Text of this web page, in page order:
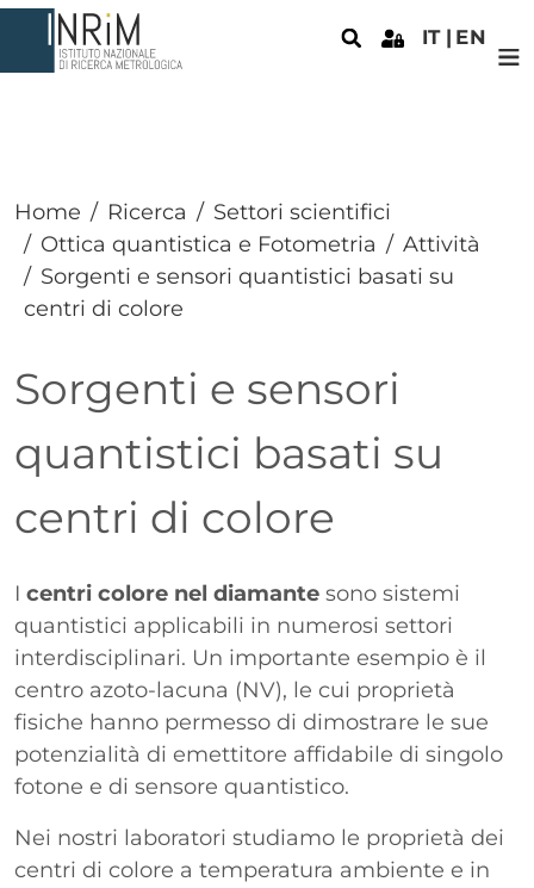
Salta al contenuto principale
IT EN
Home Ricerca
Settori scientifici
Ottica quantistica e Fotometria
Attività
Sorgenti e sensori quantistici basati su
centri di colore
Sorgenti e sensori
quantistici basati su
centri di colore
Paragrafo
I centri colore nel diamante sono sistemi
quantistici applicabili in numerosi settori
interdisciplinari. Un importante esempio è il
centro azoto-lacuna (NV), le cui proprietà
fisiche hanno permesso di dimostrare le sue
potenzialità di emettitore affidabile di singolo
fotone e di sensore quantistico.
Nei nostri laboratori studiamo le proprietà dei
centri di colore a temperatura ambiente e in